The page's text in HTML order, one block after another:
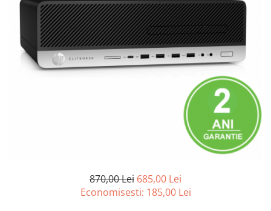
Genti Laptop
Incarcatoare laptop
Incarcatoare laptop refurbished
Standuri și Coolere Laptop
Alte accesorii
Coolere
Surse PC
Carcase
Placi de baza
Calculatoare All-in-One NOI
All-in-One REFURBISHED
870,00 Lei 685,00 Lei
Economisesti: 185,00 Lei